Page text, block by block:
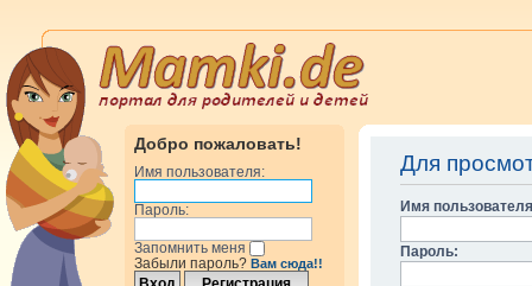
Добро пожаловать!
Имя пользователя:
Пароль:
Запомнить меня
Забыли пароль? Вам сюда!!
Для
Имя
Пароль: